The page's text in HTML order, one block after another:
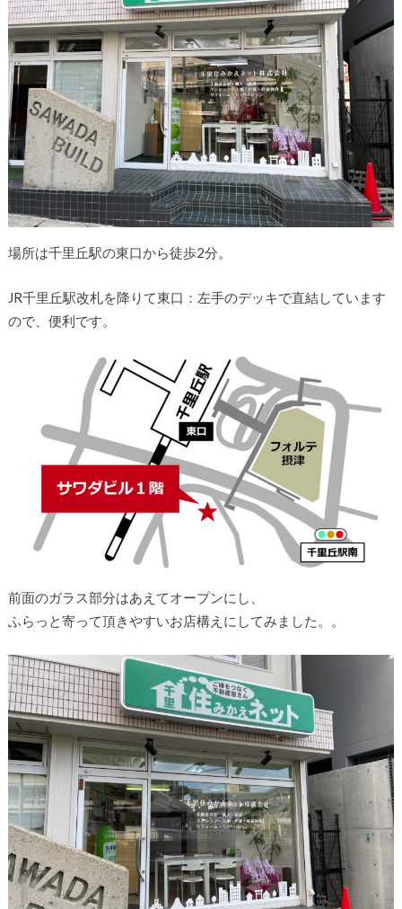
場所は千里丘駅の東口から徒歩2分。
JR千里丘駅改札を降りて東口：左手のデッキで直結しています
ので、便利です。
前面のガラス部分はあえてオープンにし、
ふらっと寄って頂きやすいお店構えにしてみました。。